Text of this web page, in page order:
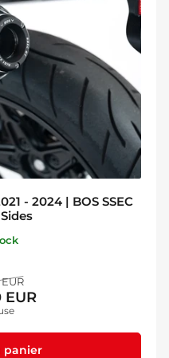
- 2024 | BOS SSEC
Prix
de
EUR
panier